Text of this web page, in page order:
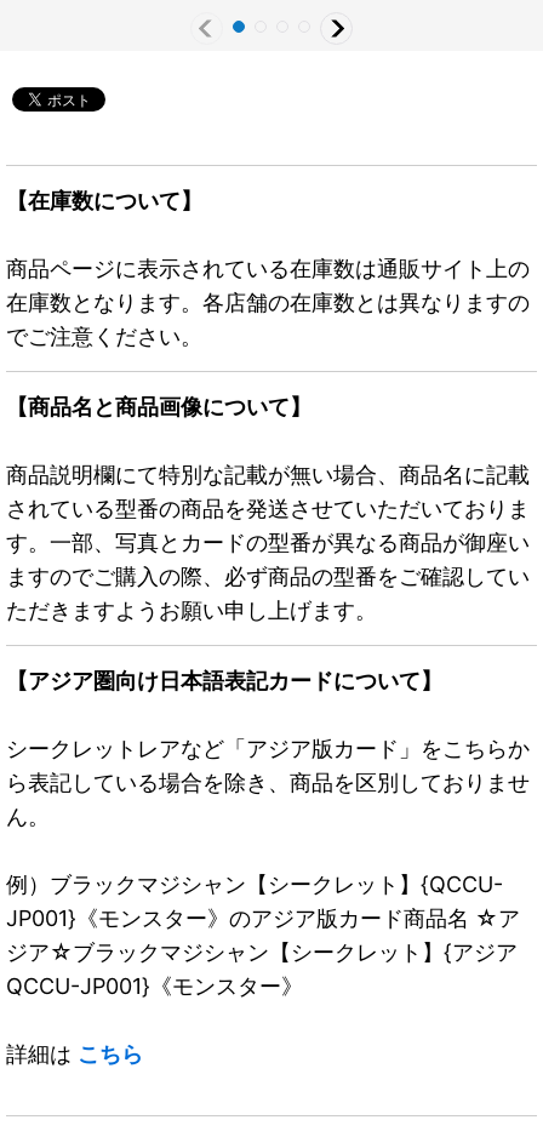
【在庫数について】
商品ページに表示されている在庫数は通販サイト上の
在庫数となります。各店舗の在庫数とは異なりますの
でご注意ください。
【商品名と商品画像について】
商品説明欄にて特別な記載が無い場合、商品名に記載
されている型番の商品を発送させていただいておりま
す。一部、写真とカードの型番が異なる商品が御座い
ますのでご購入の際、必ず商品の型番をご確認してい
ただきますようお願い申し上げます。
【アジア圏向け日本語表記カードについて】
シークレットレアなど「アジア版カード」をこちらか
ら表記している場合を除き、商品を区別しておりませ
ん。
例）ブラックマジシャン【シークレット】{QCCU-
JP001}《モンスター》のアジア版カード商品名 ☆ア
ジア☆ブラックマジシャン【シークレット】{アジア
QCCU-JP001}《モンスター》
詳細は こちら